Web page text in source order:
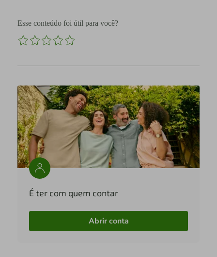
Esse conteúdo foi útil para você?
É ter com quem contar
Abrir conta